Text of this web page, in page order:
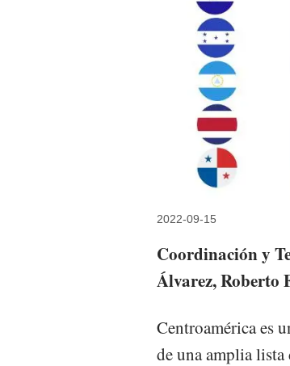
2022-09-15
Coordinación y
Álvarez, Roberto
Centroamérica es
de una amplia